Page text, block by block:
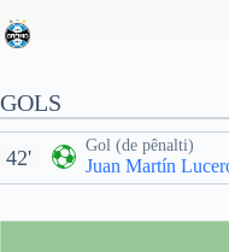
GOLS
Gol (de pênalti)
Juan Martín
42'